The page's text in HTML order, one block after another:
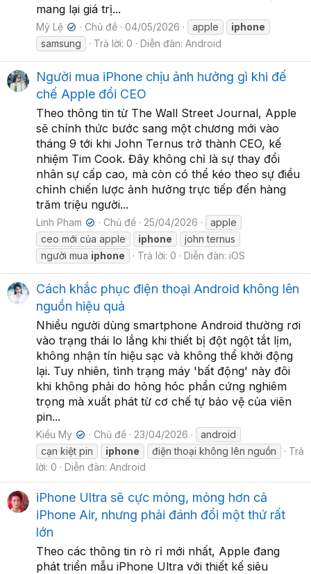
mang lại giá trị...
Mỹ Lệ ✔ Chủ đề 04/05/2026 apple
iphone
samsung
Trả lời: 0 Diễn đàn: Android
Người mua iPhone chịu ảnh hưởng gì khi đế
chế Apple đổi CEO
Theo thông tin từ The Wall Street Journal, Apple
sẽ chính thức bước sang một chương mới vào
tháng 9 tới khi John Ternus trở thành CEO, kế
nhiệm Tim Cook. Đây không chỉ là sự thay đổi
nhân sự cấp cao, mà còn có thể kéo theo sự điều
chỉnh chiến lược ảnh hưởng trực tiếp đến hàng
trăm triệu người...
Linh Pham ✔ Chủ đề 25/04/2026
apple
ceo mới của apple
iphone
john ternus
người mua iphone Trả lời: 0 Diễn đàn: iOS
Cách khắc phục điện thoại Android không lên
nguồn hiệu quả
Nhiều người dùng smartphone Android thường rơi
vào trạng thái lo lắng khi thiết bị đột ngột tắt lịm,
không nhận tín hiệu sạc và không thể khởi động
lại. Tuy nhiên, tình trạng máy 'bất động' này đôi
khi không phải do hỏng hóc phần cứng nghiêm
trọng mà xuất phát từ cơ chế tự bảo vệ của viên
pin...
Kiều My ✔ Chủ đề 23/04/2026
android
cạn kiệt pin
iphone điện thoại không lên nguồn
Trả
lời: 0
Diễn đàn: Android
iPhone Ultra sẽ cực mỏng, mỏng hơn cả
iPhone Air, nhưng phải đánh đổi một thứ rất
lớn
Theo các thông tin rò rỉ mới nhất, Apple đang
phát triển mẫu iPhone Ultra với thiết kế siêu